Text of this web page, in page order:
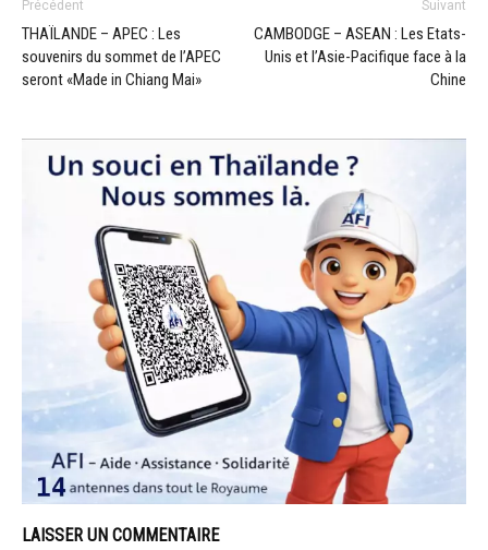
Précédent
THAÏLANDE – APEC : Les
souvenirs du sommet de l’APEC
seront «Made in Chiang Mai»
Suivant
CAMBODGE – ASEAN : Les Etats-
Unis et l’Asie-Pacifique face à la
Chine
LAISSER UN COMMENTAIRE